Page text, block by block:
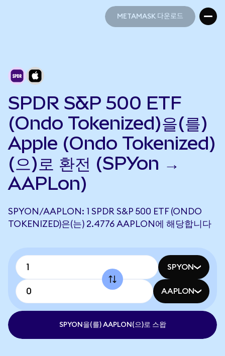
METAMASK 다운로드
SPDR S&P 500 ETF
(Ondo Tokenized)을(를)
Apple (Ondo Tokenized)
(으)로 환전 (SPYon →
AAPLon)
SPYON/AAPLON: 1 SPDR S&P 500 ETF (ONDO
TOKENIZED)은(는) 2.4776 AAPLON에 해당합니다
SPYON
AAPLON
SPYON을(를) AAPLON(으)로 스왑